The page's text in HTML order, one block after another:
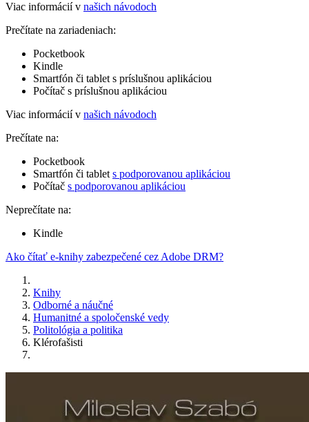
Viac informácií v našich návodoch
Prečítate na zariadeniach:
Pocketbook
Kindle
Smartfón či tablet s príslušnou aplikáciou
Počítač s príslušnou aplikáciou
Viac informácií v našich návodoch
Prečítate na:
Pocketbook
Smartfón či tablet s podporovanou aplikáciou
Počítač s podporovanou aplikáciou
Neprečítate na:
Kindle
Ako čítať e-knihy zabezpečené cez Adobe DRM?
Knihy
Odborné a náučné
Humanitné a spoločenské vedy
Politológia a politika
Klérofašisti